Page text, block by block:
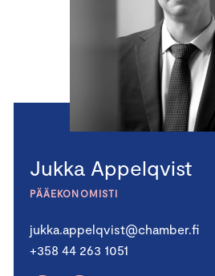
Jukka Appelqvist
PÄÄEKONOMISTI
jukka.appelqvist@chamber.fi
+358 44 263 1051